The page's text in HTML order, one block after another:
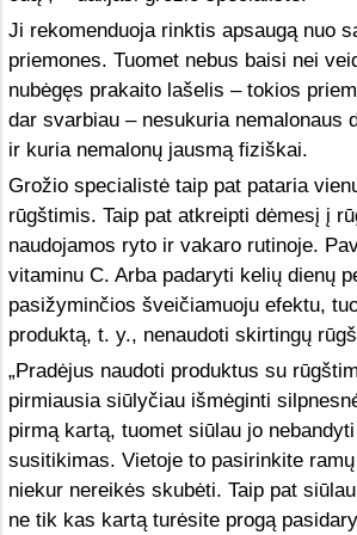
Ji rekomenduoja rinktis apsaugą nuo
priemones. Tuomet nebus baisi nei
nubėgęs prakaito lašelis – tokios
dar svarbiau – nesukuria
ir kuria nemalonų jausmą fiziškai.
Grožio specialistė taip pat pataria
rūgštimis. Taip pat atkreipti dėmesį į
naudojamos ryto ir vakaro rutinoje.
vitaminu C. Arba padaryti kelių dienų
pasižyminčios šveičiamuoju efektu,
produktą, t. y., nenaudoti skirtingų
„Pradėjus naudoti produktus su
pirmiausia siūlyčiau išmėginti
pirmą kartą, tuomet siūlau jo
susitikimas. Vietoje to pasirinkite
niekur nereikės skubėti. Taip pat
ne tik kas kartą turėsite progą